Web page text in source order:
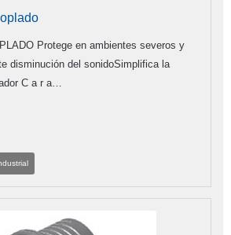
Protege en ambientes severos y
disminución del sonidoSimplifica la
C a r a…